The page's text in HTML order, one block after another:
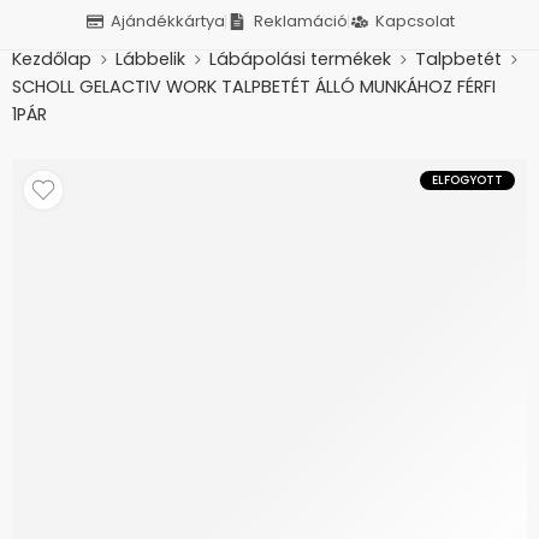
Ajándékkártya Reklamáció Kapcsolat
Kezdőlap Lábbelik Lábápolási termékek
Talpbetét
SCHOLL GELACTIV WORK TALPBETÉT ÁLLÓ MUNKÁHOZ FÉRFI
1PÁR
ELFOGYOTT